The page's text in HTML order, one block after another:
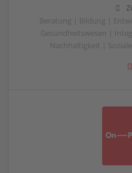
Beratung | Bildung |
Gesundheitswesen |
Nachhaltigkeit |